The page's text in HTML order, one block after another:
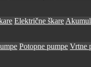
Električne škare
Potopne pumpe Vrtne